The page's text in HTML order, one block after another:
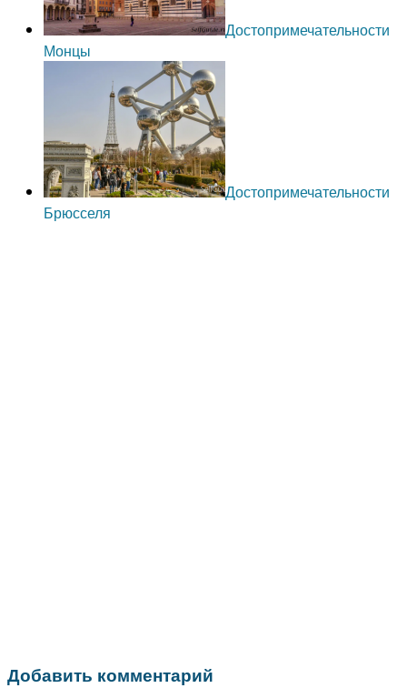
Достопримечательности
Монцы
Достопримечательности
Брюсселя
Добавить комментарий